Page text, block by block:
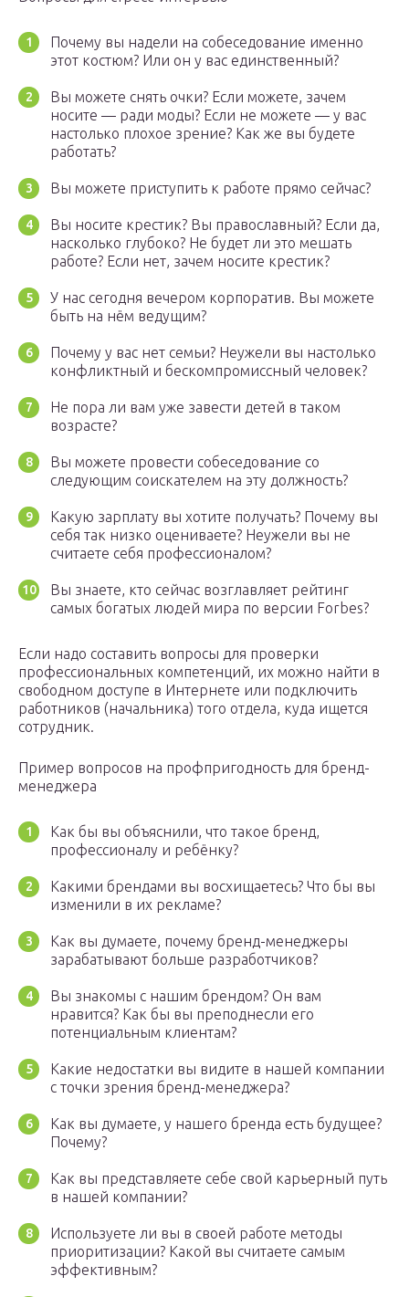
Почему вы надели на собеседование именно
этот костюм? Или он у вас единственный?
Вы можете снять очки? Если можете, зачем
носите — ради моды? Если не можете — у вас
настолько плохое зрение? Как же вы будете
работать?
Вы можете приступить к работе прямо сейчас?
Вы носите крестик? Вы православный? Если да,
насколько глубоко? Не будет ли это мешать
работе? Если нет, зачем носите крестик?
У нас сегодня вечером корпоратив. Вы можете
быть на нём ведущим?
Почему у вас нет семьи? Неужели вы настолько
конфликтный и бескомпромиссный человек?
Не пора ли вам уже завести детей в таком
возрасте?
Вы можете провести собеседование со
следующим соискателем на эту должность?
Какую зарплату вы хотите получать? Почему вы
себя так низко оцениваете? Неужели вы не
считаете себя профессионалом?
Вы знаете, кто сейчас возглавляет рейтинг
самых богатых людей мира по версии Forbes?
Если надо составить вопросы для проверки
профессиональных компетенций, их можно найти в
свободном доступе в Интернете или подключить
работников (начальника) того отдела, куда ищется
сотрудник.
Пример вопросов на профпригодность для бренд-
менеджера
Как бы вы объяснили, что такое бренд,
профессионалу и ребёнку?
Какими брендами вы восхищаетесь? Что бы вы
изменили в их рекламе?
Как вы думаете, почему бренд-менеджеры
зарабатывают больше разработчиков?
Вы знакомы с нашим брендом? Он вам
нравится? Как бы вы преподнесли его
потенциальным клиентам?
Какие недостатки вы видите в нашей компании
с точки зрения бренд-менеджера?
Как вы думаете, у нашего бренда есть будущее?
Почему?
Как вы представляете себе свой карьерный путь
в нашей компании?
Используете ли вы в своей работе методы
приоритизации? Какой вы считаете самым
эффективным?